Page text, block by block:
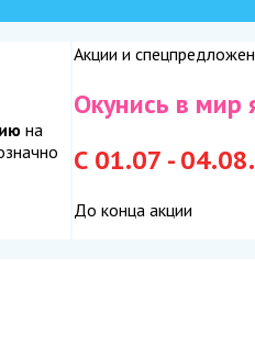
на
Акции и
Окунись в мир
С 01.07 -
До конца акции